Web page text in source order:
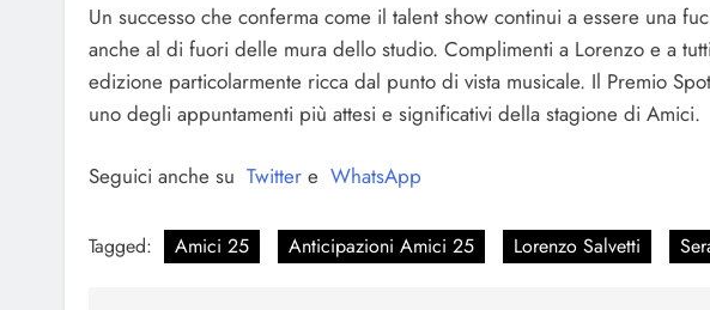
Un successo che conferma come il talent show continui a essere una
anche al di fuori delle mura dello studio. Complimenti a Lorenzo e a
edizione particolarmente ricca dal punto di vista musicale. Il Premio
uno degli appuntamenti più attesi e significativi della stagione di Amici.
Seguici anche su Twitter e WhatsApp
Tagged: Amici 25 Anticipazioni Amici 25 Lorenzo Salvetti